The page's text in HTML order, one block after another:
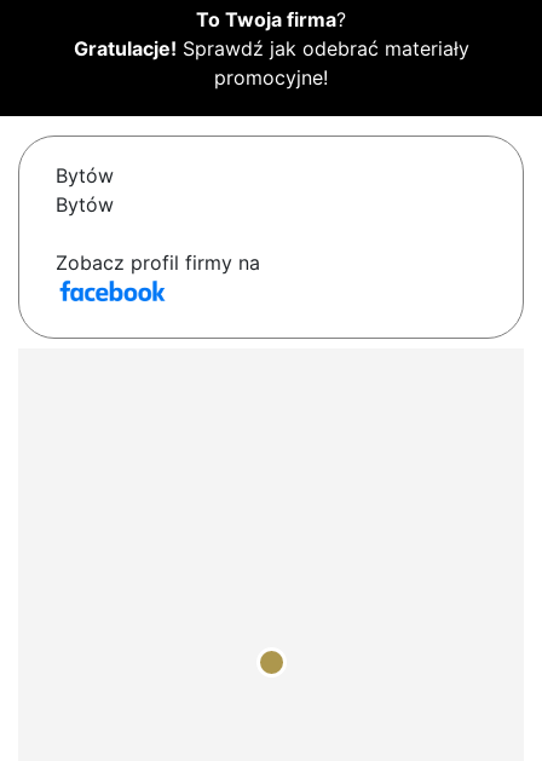
To Twoja firma?
Gratulacje! Sprawdź jak odebrać materiały
promocyjne!
Bytów
Bytów
Zobacz profil firmy na